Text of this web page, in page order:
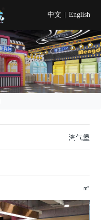
中文 English
淘气堡
㎡